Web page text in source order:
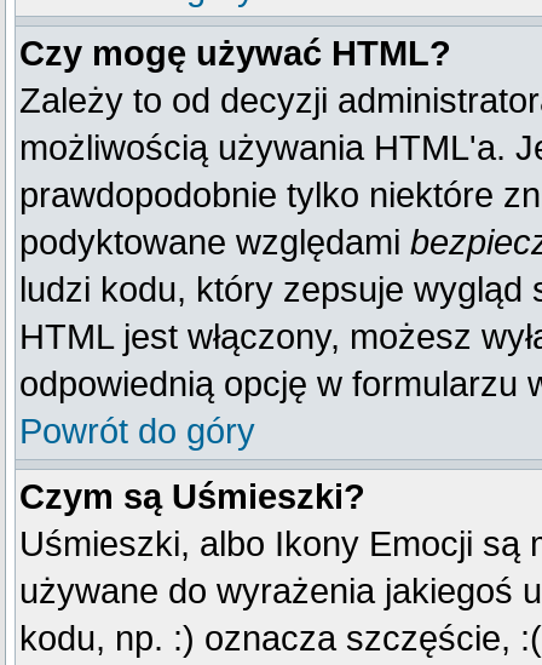
Czy mogę używać HTML?
Zależy to od decyzji
możliwością używania HTML'a.
prawdopodobnie tylko niektóre
podyktowane względami
ludzi kodu, który zepsuje wygląd
HTML jest włączony, możesz
odpowiednią opcję w formularzu
Powrót do góry
Czym są Uśmieszki?
Uśmieszki, albo Ikony Emocji są
używane do wyrażenia jakiegoś
kodu, np. :) oznacza szczęście,